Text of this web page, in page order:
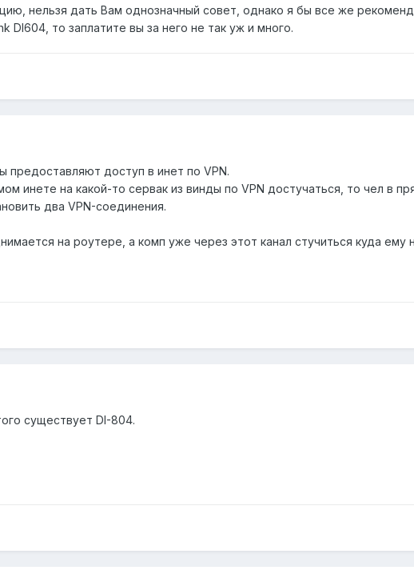
нельзя дать Вам однозначный совет, однако я бы все же
DI604, то заплатите вы за него не так уж и много.
предоставляют доступ в инет по VPN.
инете на какой-то сервак из винды по VPN достучаться, то чел в
два VPN-соединения.
на роутере, а комп уже через этот канал стучиться куда ему
существует DI-804.